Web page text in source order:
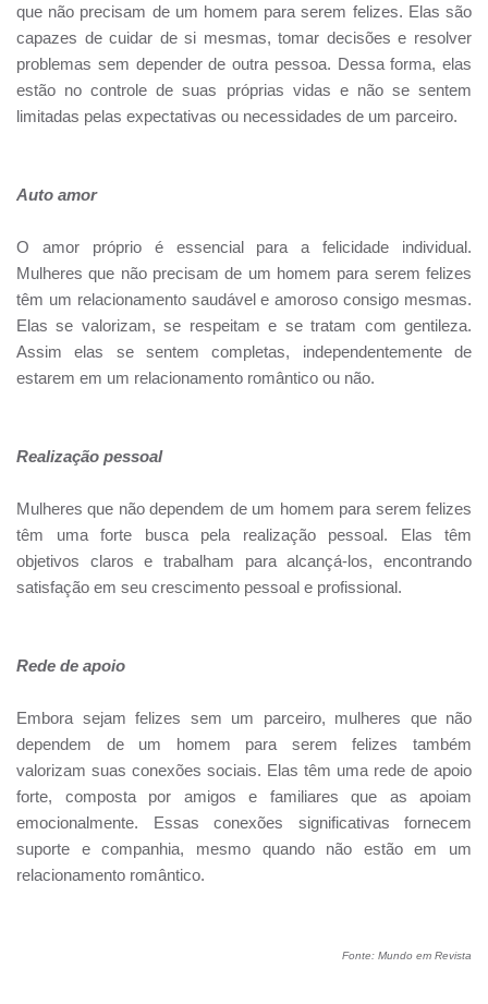
que não precisam de um homem para serem felizes. Elas são
capazes de cuidar de si mesmas, tomar decisões e resolver
problemas sem depender de outra pessoa. Dessa forma, elas
estão no controle de suas próprias vidas e não se sentem
limitadas pelas expectativas ou necessidades de um parceiro.
Auto amor
O amor próprio é essencial para a felicidade individual.
Mulheres que não precisam de um homem para serem felizes
têm um relacionamento saudável e amoroso consigo mesmas.
Elas se valorizam, se respeitam e se tratam com gentileza.
Assim elas se sentem completas, independentemente de
estarem em um relacionamento romântico ou não.
Realização pessoal
Mulheres que não dependem de um homem para serem felizes
têm uma forte busca pela realização pessoal. Elas têm
objetivos claros e trabalham para alcançá-los, encontrando
satisfação em seu crescimento pessoal e profissional.
Rede de apoio
Embora sejam felizes sem um parceiro, mulheres que não
dependem de um homem para serem felizes também
valorizam suas conexões sociais. Elas têm uma rede de apoio
forte, composta por amigos e familiares que as apoiam
emocionalmente. Essas conexões significativas fornecem
suporte e companhia, mesmo quando não estão em um
relacionamento romântico.
Fonte: Mundo em Revista